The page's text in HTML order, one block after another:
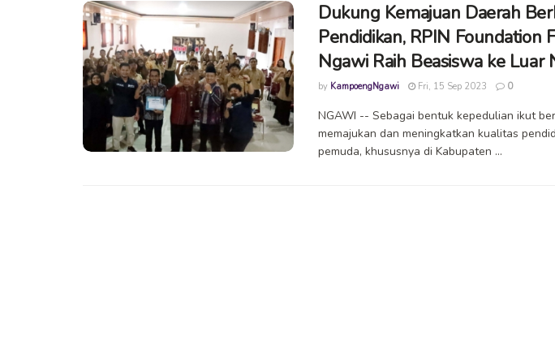
Dukung Kemajuan Daerah
Pendidikan, RPIN Foundation
Ngawi Raih Beasiswa ke Luar
by KampoengNgawi Fri, 15 Sep 2023 0
NGAWI -- Sebagai bentuk kepedulian ikut
memajukan dan meningkatkan kualitas
pemuda, khususnya di Kabupaten ...